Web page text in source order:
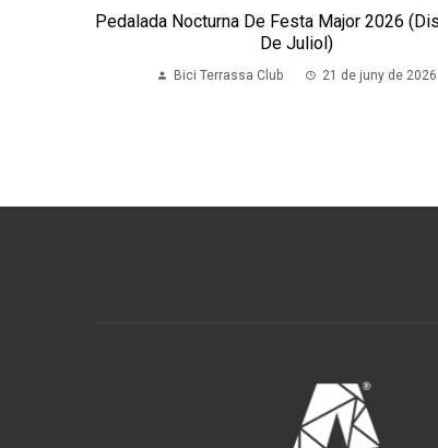
Pedalada Nocturna De Festa Major 2026
De Juliol)
Bici Terrassa Club 21 de juny de 2026